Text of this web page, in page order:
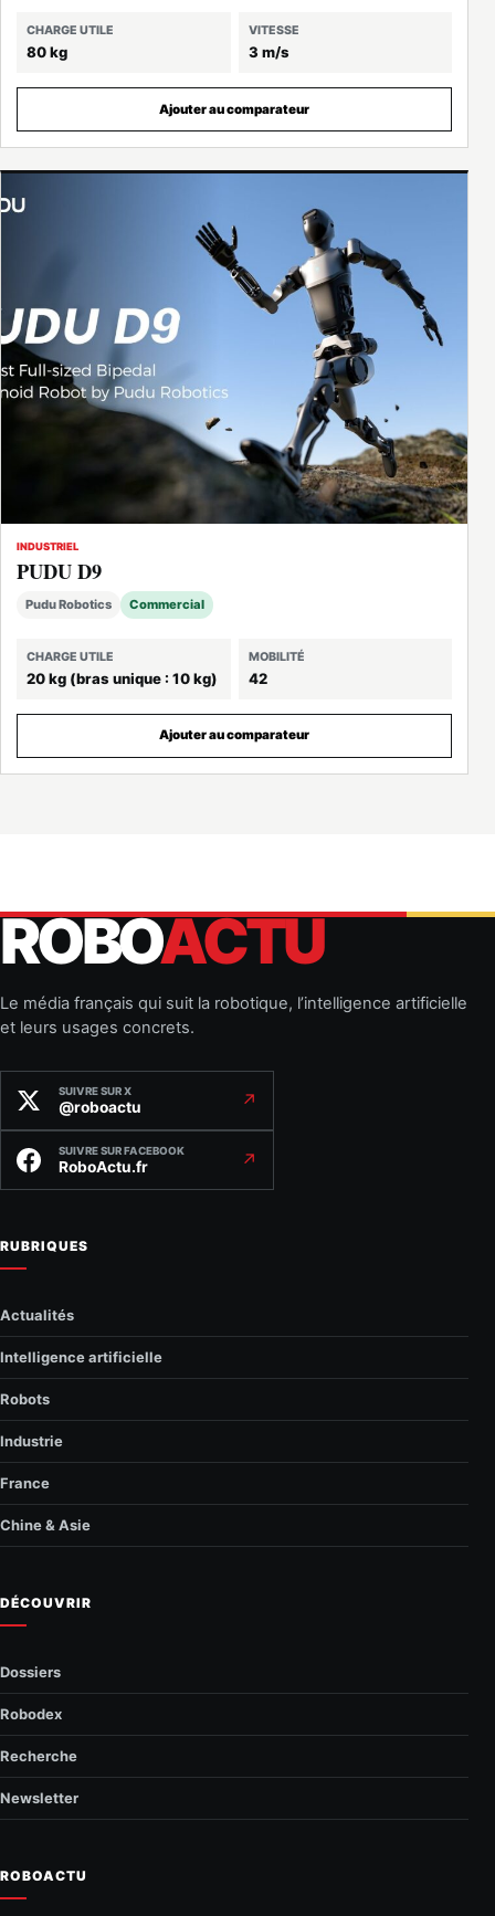
CHARGE UTILE
80 kg
VITESSE
3 m/s
Ajouter au comparateur
INDUSTRIEL
PUDU D9
Pudu Robotics Commercial
CHARGE UTILE
20 kg (bras unique : 10 kg)
MOBILITÉ
42
Ajouter au comparateur
ROBOACTU
Le média français qui suit la robotique, l’intelligence artificielle
et leurs usages concrets.
SUIVRE SUR X
@roboactu ↗
SUIVRE SUR FACEBOOK
RoboActu.fr ↗
RUBRIQUES
Actualités
Intelligence artificielle
Robots
Industrie
France
Chine & Asie
DÉCOUVRIR
Dossiers
Robodex
Recherche
Newsletter
ROBOACTU